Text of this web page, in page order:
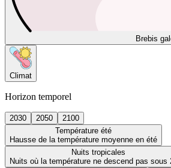
Brebis
Climat
Horizon temporel
2030 2050
2100
Température été
Hausse de la température moyenne en été
Nuits tropicales
Nuits où la température ne descend pas sous